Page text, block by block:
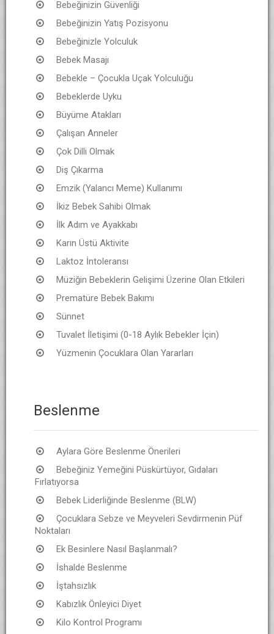
Bebeğinizin Güvenliği
Bebeğinizin Yatış Pozisyonu
Bebeğinizle Yolculuk
Bebek Masajı
Bebekle – Çocukla Uçak Yolculuğu
Bebeklerde Uyku
Büyüme Atakları
Çalışan Anneler
Çok Dilli Olmak
Diş Çıkarma
Emzik (Yalancı Meme) Kullanımı
İkiz Bebek Sahibi Olmak
İlk Adım ve Ayakkabı
Karın Üstü Aktivite
Laktoz İntoleransı
Müziğin Bebeklerin Gelişimi Üzerine Olan Etkileri
Prematüre Bebek Bakımı
Sünnet
Tuvalet İletişimi (0-18 Aylık Bebekler İçin)
Yüzmenin Çocuklara Olan Yararları
Beslenme
Aylara Göre Beslenme Önerileri
Bebeğiniz Yemeğini Püskürtüyor, Gıdaları
Fırlatıyorsa
Bebek Liderliğinde Beslenme (BLW)
Çocuklara Sebze ve Meyveleri Sevdirmenin Püf
Noktaları
Ek Besinlere Nasıl Başlanmalı?
İshalde Beslenme
İştahsızlık
Kabızlık Önleyici Diyet
Kilo Kontrol Programı